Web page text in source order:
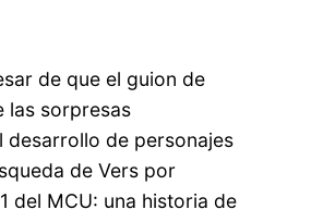
de que el guion de
las sorpresas
desarrollo de personajes
de Vers por
del MCU: una historia de